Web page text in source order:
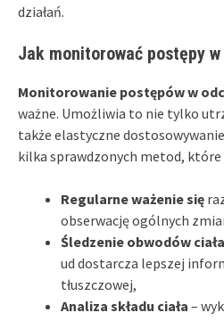
działań.
Jak monitorować postępy
Monitorowanie postępów w
ważne. Umożliwia to nie tylko
także elastyczne
kilka sprawdzonych metod, które
Regularne ważenie się
obserwację ogólnych
Śledzenie obwodów ciała
ud dostarcza lepszej
tłuszczowej,
Analiza składu ciała –